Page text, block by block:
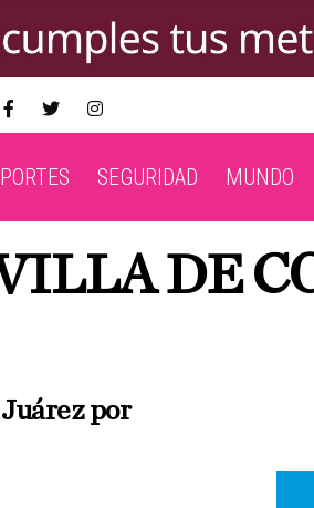
SEGURIDAD MUNDO
DE
por